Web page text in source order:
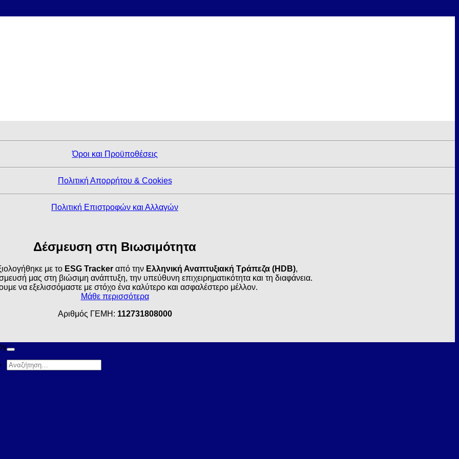
Όροι και Προϋποθέσεις
Πολιτική Απορρήτου & Cookies
Πολιτική Επιστροφών και Αλλαγών
Δέσμευση στη Βιωσιμότητα
με το ESG Tracker από την Ελληνική Αναπτυξιακή Τράπεζα (HDB),
μας στη βιώσιμη ανάπτυξη, την υπεύθυνη επιχειρηματικότητα και τη διαφάνεια.
να εξελισσόμαστε με στόχο ένα καλύτερο και ασφαλέστερο μέλλον.
Μάθε περισσότερα
Αριθμός ΓΕΜΗ: 112731808000
Αναζήτηση
για: